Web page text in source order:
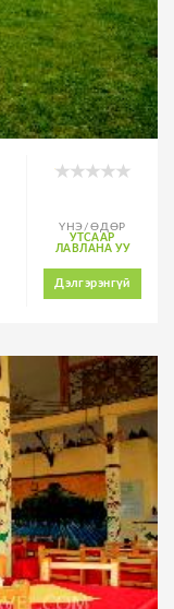
ҮНЭ/ӨДӨР
УТСААР
ЛАВЛАНА УУ
Дэлгэрэнгүй